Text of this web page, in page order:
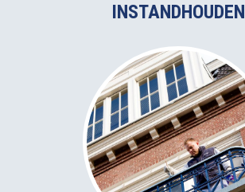
INSTANDHOUDEN